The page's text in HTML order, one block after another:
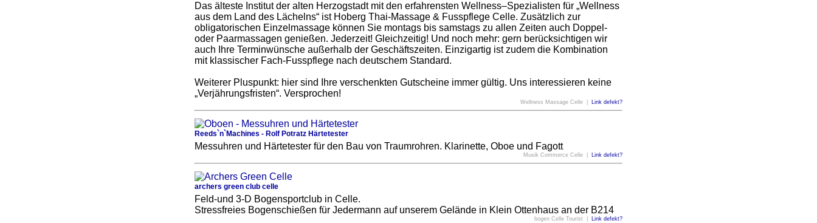
Das älteste Institut der alten Herzogstadt mit den erfahrensten Wellness–Spezialisten für „Wellness
aus dem Land des Lächelns“ ist Hoberg Thai-Massage & Fusspflege Celle. Zusätzlich zur
obligatorischen Einzelmassage können Sie montags bis samstags zu allen Zeiten auch Doppel-
oder Paarmassagen genießen. Jederzeit! Gleichzeitig! Und noch mehr: gern berücksichtigen wir
auch Ihre Terminwünsche außerhalb der Geschäftszeiten. Einzigartig ist zudem die Kombination
mit klassischer Fach-Fusspflege nach deutschem Standard.
Weiterer Pluspunkt: hier sind Ihre verschenkten Gutscheine immer gültig. Uns interessieren keine
„Verjährungsfristen“. Versprochen!
Wellness Massage Celle | Link defekt?
Reeds`n`Machines - Rolf Potratz Härtetester
Messuhren und Härtetester für den Bau von Traumrohren. Klarinette, Oboe und Fagott
Musik Commerce Celle | Link defekt?
archers green club celle
Feld-und 3-D Bogensportclub in Celle.
Stressfreies Bogenschießen für Jedermann auf unserem Gelände in Klein Ottenhaus an der B214
bogen Celle Tourist | Link defekt?